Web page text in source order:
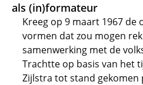
als (in)formateur
Kreeg op 9 maart 1967
vormen dat zou mogen
samenwerking met de
Trachtte op basis van het
Zijlstra tot stand